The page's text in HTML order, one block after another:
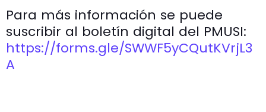
Para más información se puede
suscribir al boletín digital del PMUSI:
https://forms.gle/SWWF5yCQutKVrjL3
A